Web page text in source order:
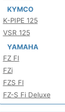
KYMCO
K-PIPE 125
VSR 125
YAMAHA
FZ FI
FZi
FZS FI
FZ-S Fi Deluxe
FZ-S Fi Ver 4 DLX